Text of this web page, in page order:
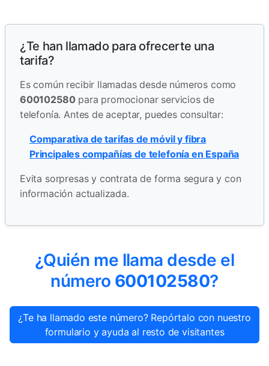
¿Te han llamado para ofrecerte una
tarifa?
Es común recibir llamadas desde números como
600102580para promocionar servicios de
telefonía. Antes de aceptar, puedes consultar:
Comparativa de tarifas de móvil y fibra
Principales compañías de telefonía en España
Evita sorpresas y contrata de forma segura y con
información actualizada.
¿Quién me llama desde el
número 600102580?
¿Te ha llamado este número? Repórtalo con nuestro
formulario y ayuda al resto de visitantes